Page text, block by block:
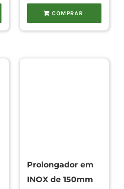
COMPRAR
Prolongador em
INOX de 150mm